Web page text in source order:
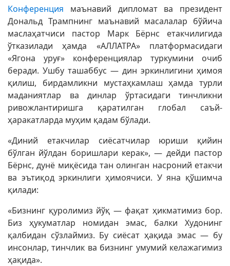
Конференция маънавий дипломат ва президент
Дональд Трампнинг маънавий масалалар бўйича
маслаҳатчиси пастор Марк Бёрнс етакчилигида
ўтказилади ҳамда «АЛЛАТРА» платформасидаги
«Ягона уруғ» конференциялар туркумини очиб
беради. Ушбу ташаббус — дин эркинлигини ҳимоя
қилиш, бирдамликни мустаҳкамлаш ҳамда турли
маданиятлар ва динлар ўртасидаги тинчликни
ривожлантиришга қаратилган глобал саъй-
ҳаракатларда муҳим қадам бўлади.
«Диний етакчилар сиёсатчилар юриши қийин
бўлган йўлдан боришлари керак», — дейди пастор
Бёрнс, дунё миқёсида тан олинган насроний етакчи
ва эътиқод эркинлиги ҳимоячиси. У яна қўшимча
қилади:
«Бизнинг қуролимиз йўқ — фақат ҳикматимиз бор.
Биз ҳукуматлар номидан эмас, балки Худонинг
қалбидан сўзлаймиз. Бу сиёсат ҳақида эмас — бу
инсонлар, тинчлик ва бизнинг умумий келажагимиз
ҳақида».